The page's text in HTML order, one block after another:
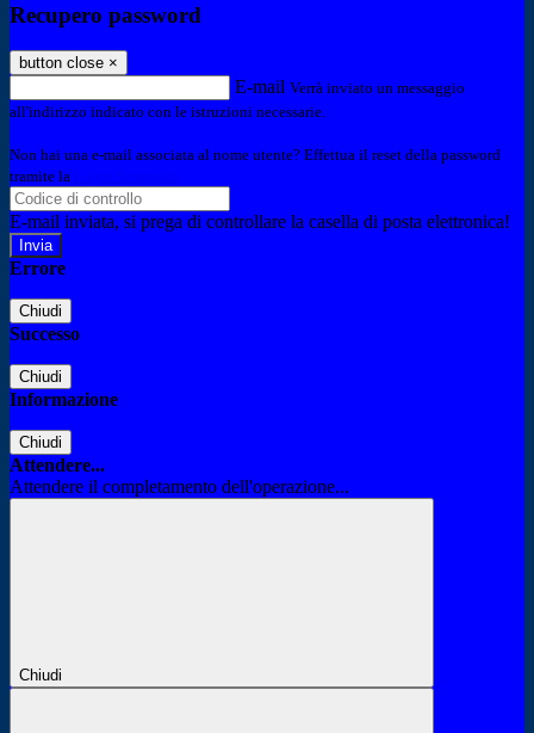
Recupero password
button close ×
E-mail Verrà inviato un messaggio
all'indirizzo indicato con le istruzioni necessarie.
Non hai una e-mail associata al nome utente? Effettua il reset della password
tramite la
E-mail inviata, si prega di controllare la casella di posta elettronica!
Errore
Chiudi
Successo
Chiudi
Informazione
Chiudi
Attendere...
Attendere il completamento dell'operazione...
Chiudi